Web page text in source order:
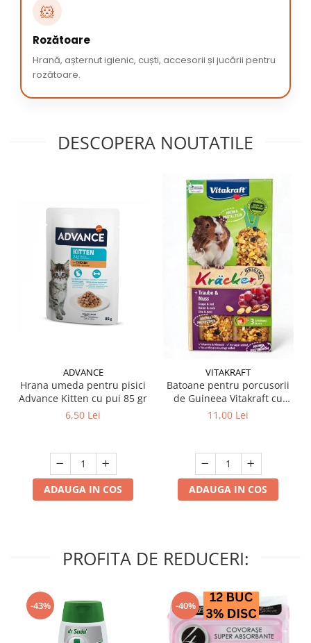
🐹
Rozătoare
Hrană, așternut igienic, cuști, accesorii și jucării pentru
rozătoare.
DESCOPERA NOUTATILE
ADVANCE
Hrana umeda pentru pisici
Advance Kitten cu pui 85 gr
6,50 Lei
ADAUGA IN COS
VITAKRAFT
Batoane pentru porcusorii
de Guineea Vitakraft cu
struguri & nuci 2 buc
11,00 Lei
ADAUGA IN COS
PROFITA DE REDUCERI:
-43% -40%